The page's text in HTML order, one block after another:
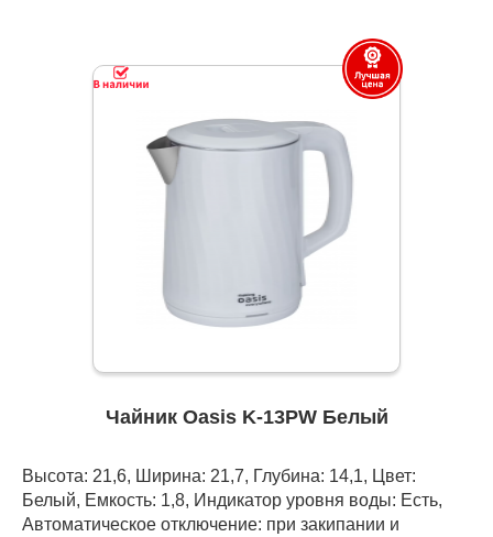
Чайник Oasis K-13PW Белый
Высота: 21,6, Ширина: 21,7, Глубина: 14,1, Цвет:
Белый, Емкость: 1,8, Индикатор уровня воды: Есть,
Автоматическое отключение: при закипании и